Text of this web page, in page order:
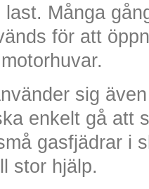
last. Många
för att
sig
enkelt gå att
gasfjädrar i
stor hjälp.